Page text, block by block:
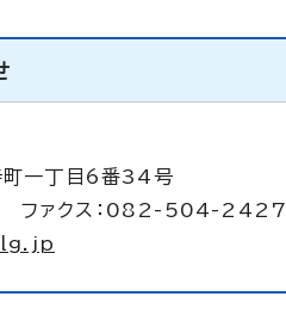
一丁目6番34号
ファクス：082-504-2427